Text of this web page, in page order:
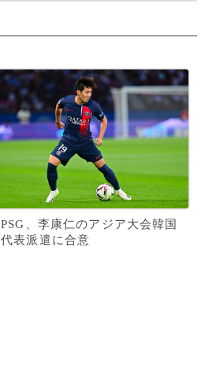
PSG、李康仁のアジア大会韓国
代表派遣に合意